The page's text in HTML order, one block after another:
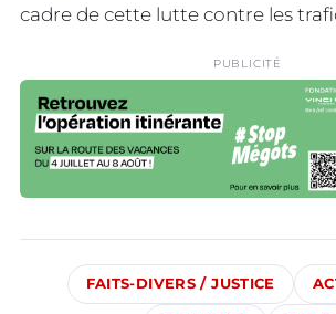
cadre de cette lutte contre les
PUBLICITÉ
FAITS-DIVERS / JUSTICE